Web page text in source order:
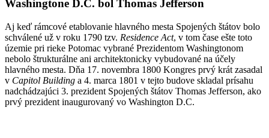
Washingtone D.C. bol Thomas Jefferson
Aj keď rámcové etablovanie hlavného mesta Spojených štátov bolo
schválené už v roku 1790 tzv. Residence Act, v tom čase ešte toto
územie pri rieke Potomac vybrané Prezidentom Washingtonom
nebolo štrukturálne ani architektonicky vybudované na účely
hlavného mesta. Dňa 17. novembra 1800 Kongres prvý krát zasadal
v Capitol Building a 4. marca 1801 v tejto budove skladal prísahu
nadchádzajúci 3. prezident Spojených štátov Thomas Jefferson, ako
prvý prezident inaugurovaný vo Washington D.C.